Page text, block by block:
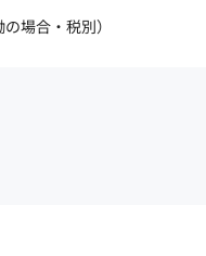
場合・税別）